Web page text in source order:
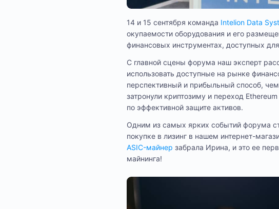
14 и 15 сентября команда Intelion Data
окупаемости оборудования и его
финансовых инструментах, доступных
С главной сцены форума наш эксперт
использовать доступные на рынке
перспективный и прибыльный способ,
затронули криптозиму и переход
по эффективной защите активов.
Одним из самых ярких событий форума
покупке в лизинг в нашем интернет-
ASIC-майнер забрала Ирина, и это ее
майнинга!